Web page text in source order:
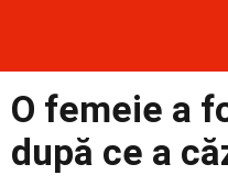
Prima
O femeie a
după ce a